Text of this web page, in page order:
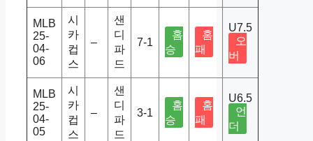
MLB
25-
04-
06
시
카
컵
스
–
샌
디
파
드
7-1
홈
승
홈
패
U7.5
오
버
MLB
25-
04-
05
시
카
컵
스
–
샌
디
파
드
3-1
홈
승
홈
패
U6.5
언
더